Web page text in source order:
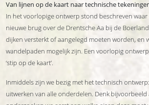
Van lijnen op de kaart naar technische
In het voorlopige ontwerp stond beschreven
nieuwe brug over de Drentsche Aa bij de
dijken versterkt of aangelegd moeten worden, en
wandelpaden mogelijk zijn. Een voorlopig
‘stip op de kaart’.
Inmiddels zijn we bezig met het technisch
uitwerken van alle onderdelen. Denk